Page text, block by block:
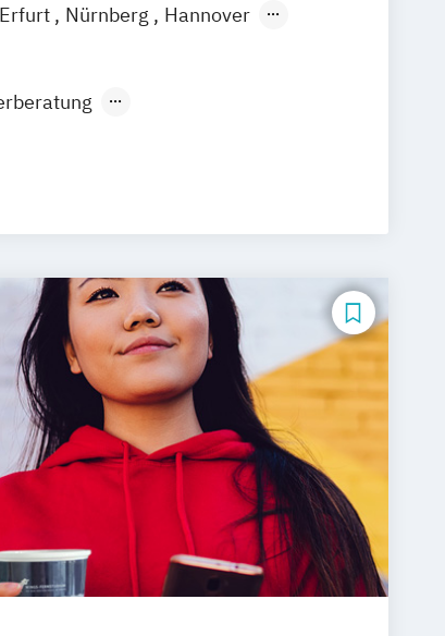
Erfurt Nürnberg
Hannover